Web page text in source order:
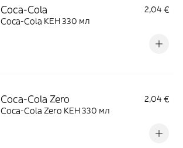
Coca-Cola
2,04 €
Coca-Cola КЕН 330 мл
Coca-Cola Zero
2,04 €
Coca-Cola Zero КЕН 330 мл